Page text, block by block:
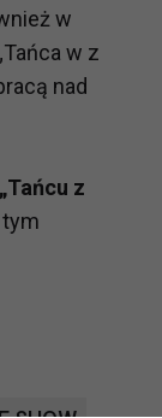
w
w z
nad
„Tańcu z